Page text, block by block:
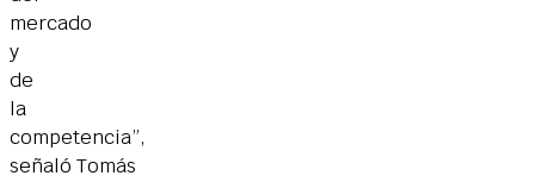
mercado
y
de
la
competencia”,
señaló Tomás